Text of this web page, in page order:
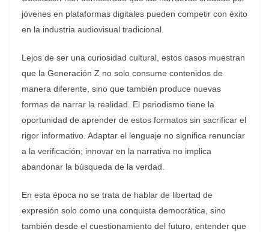
jóvenes en plataformas digitales pueden competir con éxito
en la industria audiovisual tradicional.
Lejos de ser una curiosidad cultural, estos casos muestran
que la Generación Z no solo consume contenidos de
manera diferente, sino que también produce nuevas
formas de narrar la realidad. El periodismo tiene la
oportunidad de aprender de estos formatos sin sacrificar el
rigor informativo. Adaptar el lenguaje no significa renunciar
a la verificación; innovar en la narrativa no implica
abandonar la búsqueda de la verdad.
En esta época no se trata de hablar de libertad de
expresión solo como una conquista democrática, sino
también desde el cuestionamiento del futuro, entender que